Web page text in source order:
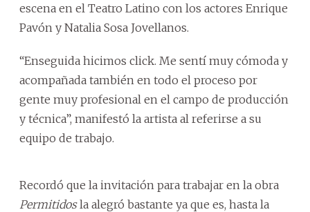
escena en el Teatro Latino con los actores Enrique
Pavón y Natalia Sosa Jovellanos.
“Enseguida hicimos click. Me sentí muy cómoda y
acompañada también en todo el proceso por
gente muy profesional en el campo de producción
y técnica”, manifestó la artista al referirse a su
equipo de trabajo.
Recordó que la invitación para trabajar en la obra
Permitidosla alegró bastante ya que es, hasta la